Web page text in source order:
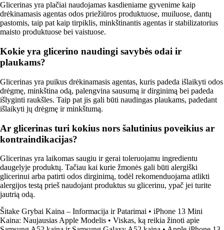
Glicerinas yra plačiai naudojamas kasdieniame gyvenime kaip
drėkinamasis agentas odos priežiūros produktuose, muiluose, dantų
pastomis, taip pat kaip tirpiklis, minkštinantis agentas ir stabilizatorius
maisto produktuose bei vaistuose.
Kokie yra glicerino naudingi savybės odai ir
plaukams?
Glicerinas yra puikus drėkinamasis agentas, kuris padeda išlaikyti odos
drėgmę, minkština odą, palengvina sausumą ir dirginimą bei padeda
išlyginti raukšles. Taip pat jis gali būti naudingas plaukams, padedant
išlaikyti jų drėgmę ir minkštumą.
Ar glicerinas turi kokius nors šalutinius poveikius ar
kontraindikacijas?
Glicerinas yra laikomas saugiu ir gerai toleruojamu ingredientu
daugelyje produktų. Tačiau kai kurie žmonės gali būti alergiški
glicerinui arba patirti odos dirginimą, todėl rekomenduojama atlikti
alergijos testą prieš naudojant produktus su glicerinu, ypač jei turite
jautrią odą.
Šitake Grybai Kaina – Informacija ir Patarimai • iPhone 13 Mini
Kaina: Naujausias Apple Modelis • Viskas, ką reikia žinoti apie